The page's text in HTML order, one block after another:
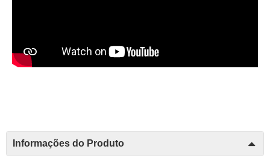
Informações do Produto